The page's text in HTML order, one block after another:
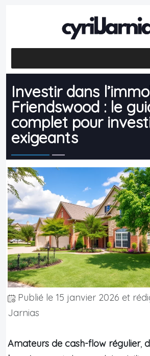
Investir dans
Friendswood : le
complet pour
exigeants
Publié le 15 janvier 2026 et
Jarnias
Amateurs de cash-flow régulier,